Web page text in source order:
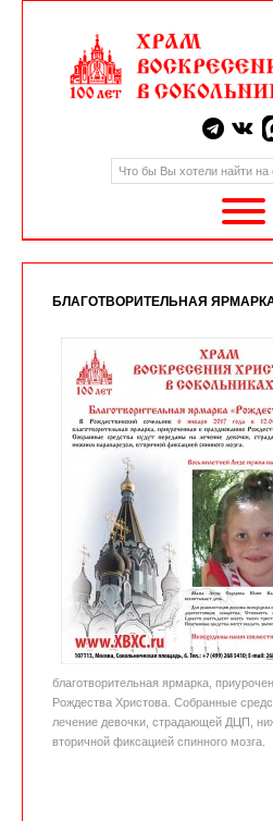
БЛАГОТВОРИТЕЛЬНАЯ
благотворительная ярмарка,
Рождества Христова. Собранные
лечение девочки, страдающей ДЦП,
вторичной фиксацией спинного мозга.